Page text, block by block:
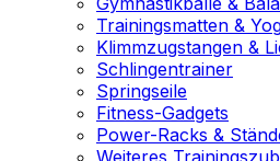
Trainingsmatten &
Klimmzugstangen &
Schlingentrainer
Springseile
Fitness-Gadgets
Power-Racks &
Weiteres